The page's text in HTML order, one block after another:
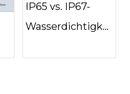
IP65 vs. IP67-
Wasserdichtigkeit: